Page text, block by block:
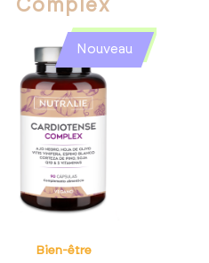
Complex
Nouveau
Bien-être